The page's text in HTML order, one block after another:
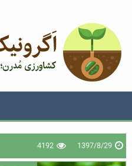
1397/8/29
4192